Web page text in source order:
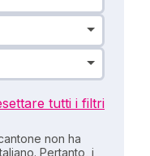
tutti i filtri
non ha
Pertanto, i